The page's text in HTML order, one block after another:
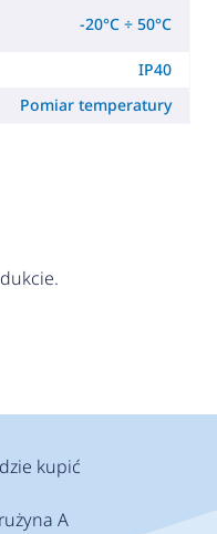
-20°C ÷ 50°C
IP40
Pomiar temperatury
kupić
A